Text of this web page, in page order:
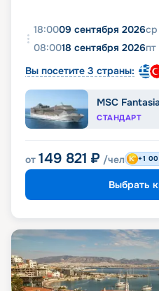
18:0009 сентября 2026ср
08:0018 сентября 2026пт
Вы посетите 3 страны:
MSC Fantasia
СТАНДАРТ
от 149 821 ₽ /чел +1
Выбрать